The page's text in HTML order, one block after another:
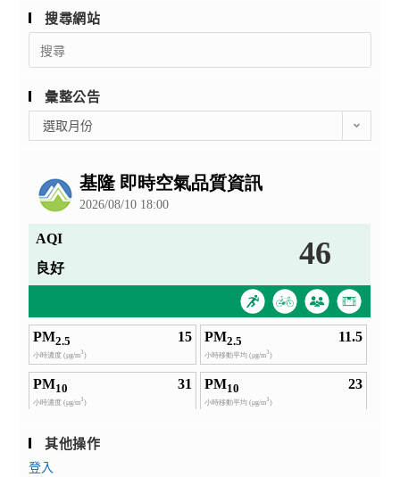
搜尋網站
Search
for:
彙整公告
整
選取月份
其他操作
登入